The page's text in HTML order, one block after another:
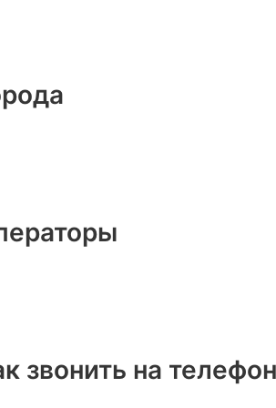
звонить на телефон